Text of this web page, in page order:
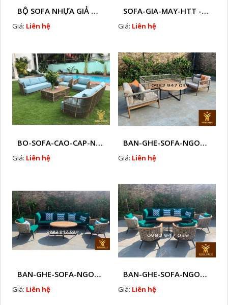
BỘ SOFA NHỰA GIẢ MÂY HTT - S86
Giá: Liên hệ
SOFA-GIA-MAY-HTT - S61 COPY
Giá: Liên hệ
BO-SOFA-CAO-CAP-NHUA-GIA-MAY-HTT - S88
Giá: Liên hệ
BAN-GHE-SOFA-NGOAI-TROI-GIA-MAY-KN12
Giá: Liên hệ
BAN-GHE-SOFA-NGOAI-TROI-GIA-MAY-KN11
Giá: Liên hệ
BAN-GHE-SOFA-NGOAI-TROI-GIA-MAY-KN10
Giá: Liên hệ